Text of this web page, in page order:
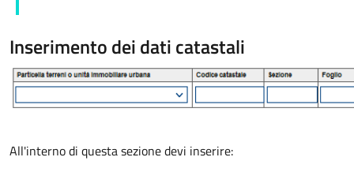
Inserimento dei dati catastali
All'interno di questa sezione devi inserire: